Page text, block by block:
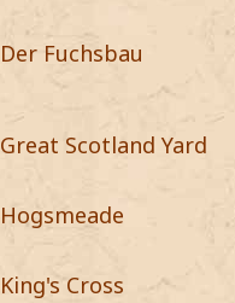
Der Fuchsbau
Great Scotland Yard
Hogsmeade
King's Cross